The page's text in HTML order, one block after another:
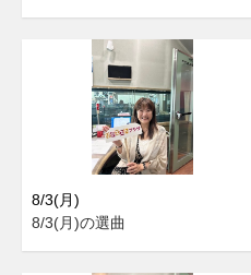
8/3(月)
8/3(月)の選曲